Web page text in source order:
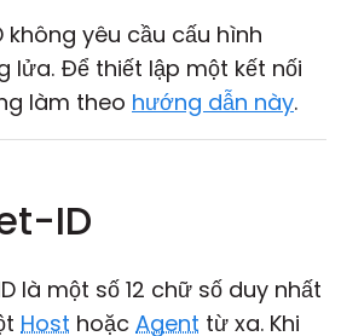
không yêu cầu cấu hình
lửa. Để thiết lập một kết nối
làm theo hướng dẫn này.
ID
là một số 12 chữ số duy nhất
Host hoặc Agent từ xa. Khi